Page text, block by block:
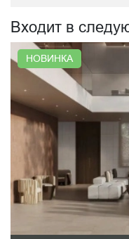
Входит в
НОВИНКА